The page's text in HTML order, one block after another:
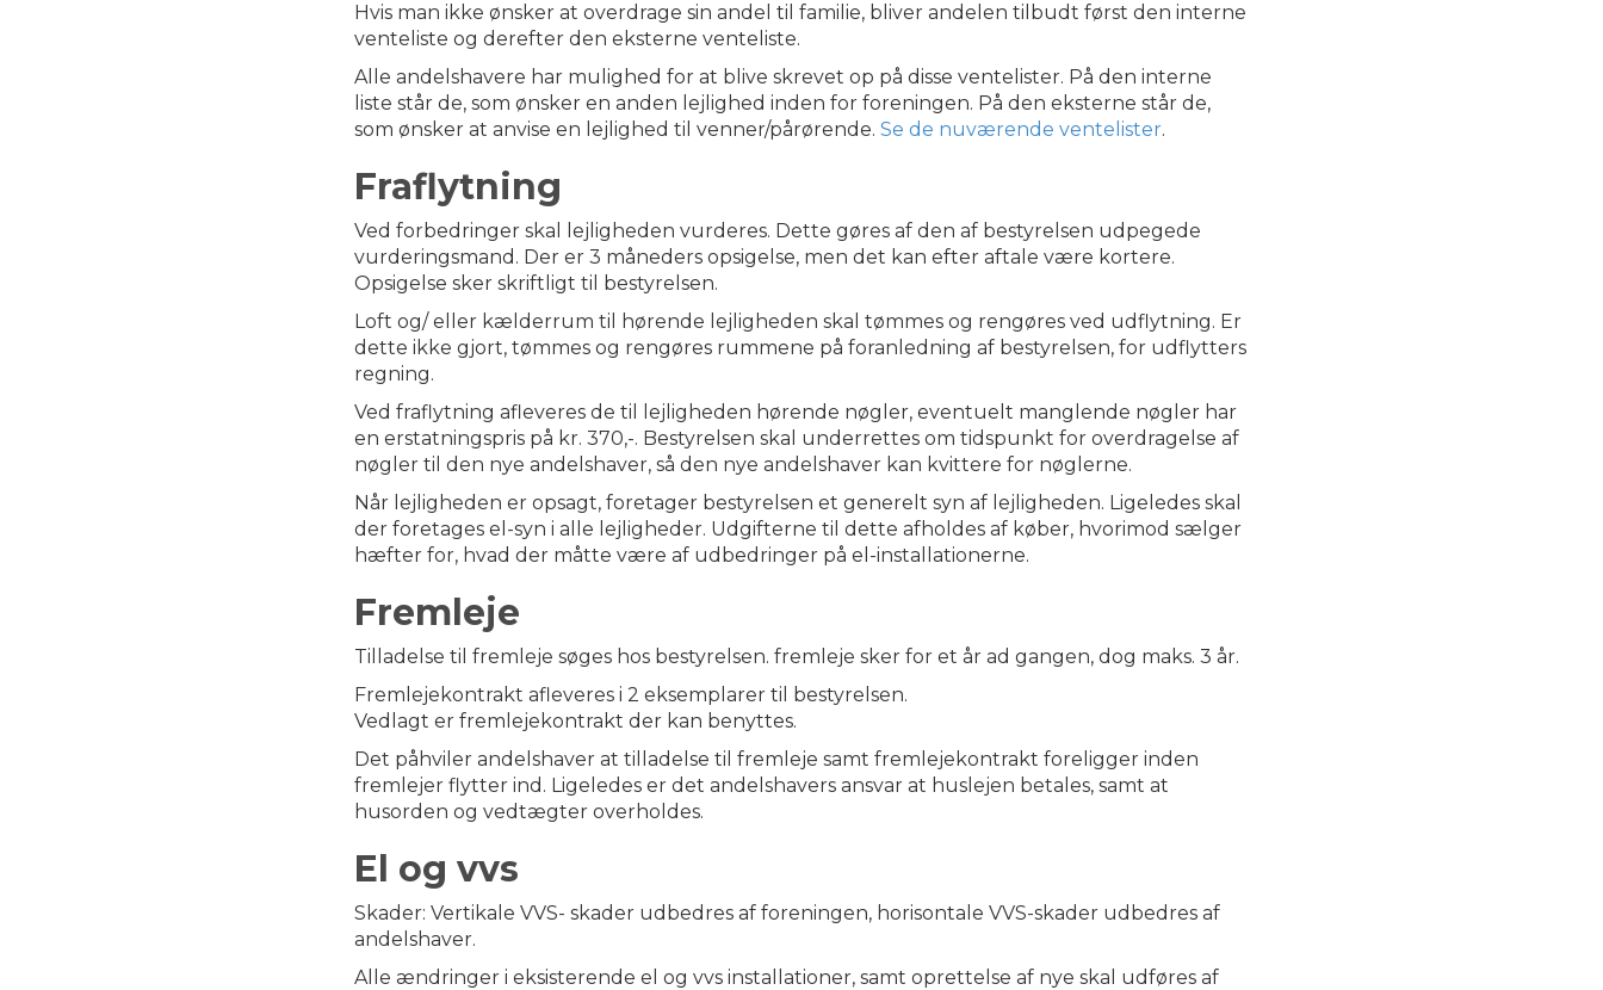
Hvis man ikke ønsker at overdrage sin andel til familie, bliver andelen tilbudt først den interne
venteliste og derefter den eksterne venteliste.
Alle andelshavere har mulighed for at blive skrevet op på disse ventelister. På den interne
liste står de, som ønsker en anden lejlighed inden for foreningen. På den eksterne står de,
som ønsker at anvise en lejlighed til venner/pårørende. Se de nuværende ventelister.
Fraflytning
Ved forbedringer skal lejligheden vurderes. Dette gøres af den af bestyrelsen udpegede
vurderingsmand. Der er 3 måneders opsigelse, men det kan efter aftale være kortere.
Opsigelse sker skriftligt til bestyrelsen.
Loft og/ eller kælderrum til hørende lejligheden skal tømmes og rengøres ved udflytning. Er
dette ikke gjort, tømmes og rengøres rummene på foranledning af bestyrelsen, for udflytters
regning.
Ved fraflytning afleveres de til lejligheden hørende nøgler, eventuelt manglende nøgler har
en erstatningspris på kr. 370,-. Bestyrelsen skal underrettes om tidspunkt for overdragelse af
nøgler til den nye andelshaver, så den nye andelshaver kan kvittere for nøglerne.
Når lejligheden er opsagt, foretager bestyrelsen et generelt syn af lejligheden. Ligeledes skal
der foretages el-syn i alle lejligheder. Udgifterne til dette afholdes af køber, hvorimod sælger
hæfter for, hvad der måtte være af udbedringer på el-installationerne.
Fremleje
Tilladelse til fremleje søges hos bestyrelsen. fremleje sker for et år ad gangen, dog maks. 3 år.
Fremlejekontrakt afleveres i 2 eksemplarer til bestyrelsen.
Vedlagt er fremlejekontrakt der kan benyttes.
Det påhviler andelshaver at tilladelse til fremleje samt fremlejekontrakt foreligger inden
fremlejer flytter ind. Ligeledes er det andelshavers ansvar at huslejen betales, samt at
husorden og vedtægter overholdes.
El og vvs
Skader: Vertikale VVS- skader udbedres af foreningen, horisontale VVS-skader udbedres af
andelshaver.
Alle ændringer i eksisterende el og vvs installationer, samt oprettelse af nye skal udføres af